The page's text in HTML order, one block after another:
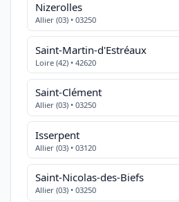
Nizerolles
Allier (03) • 03250
Saint-Martin-d'Estréaux
Loire (42) • 42620
Saint-Clément
Allier (03) • 03250
Isserpent
Allier (03) • 03120
Saint-Nicolas-des-Biefs
Allier (03) • 03250